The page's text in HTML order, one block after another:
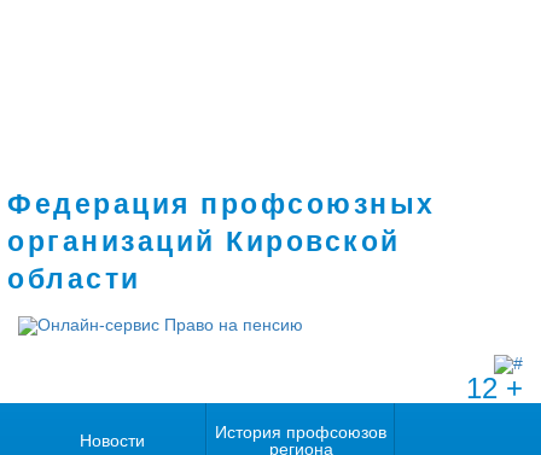
Федерация профсоюзных
организаций Кировской
области
12 +
Новости
История профсоюзов
региона